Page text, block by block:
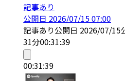
記事あり
公開日 2026/07/15 07:00
記事あり公開日 2026/07/15
31分00:31:39
00:31:39